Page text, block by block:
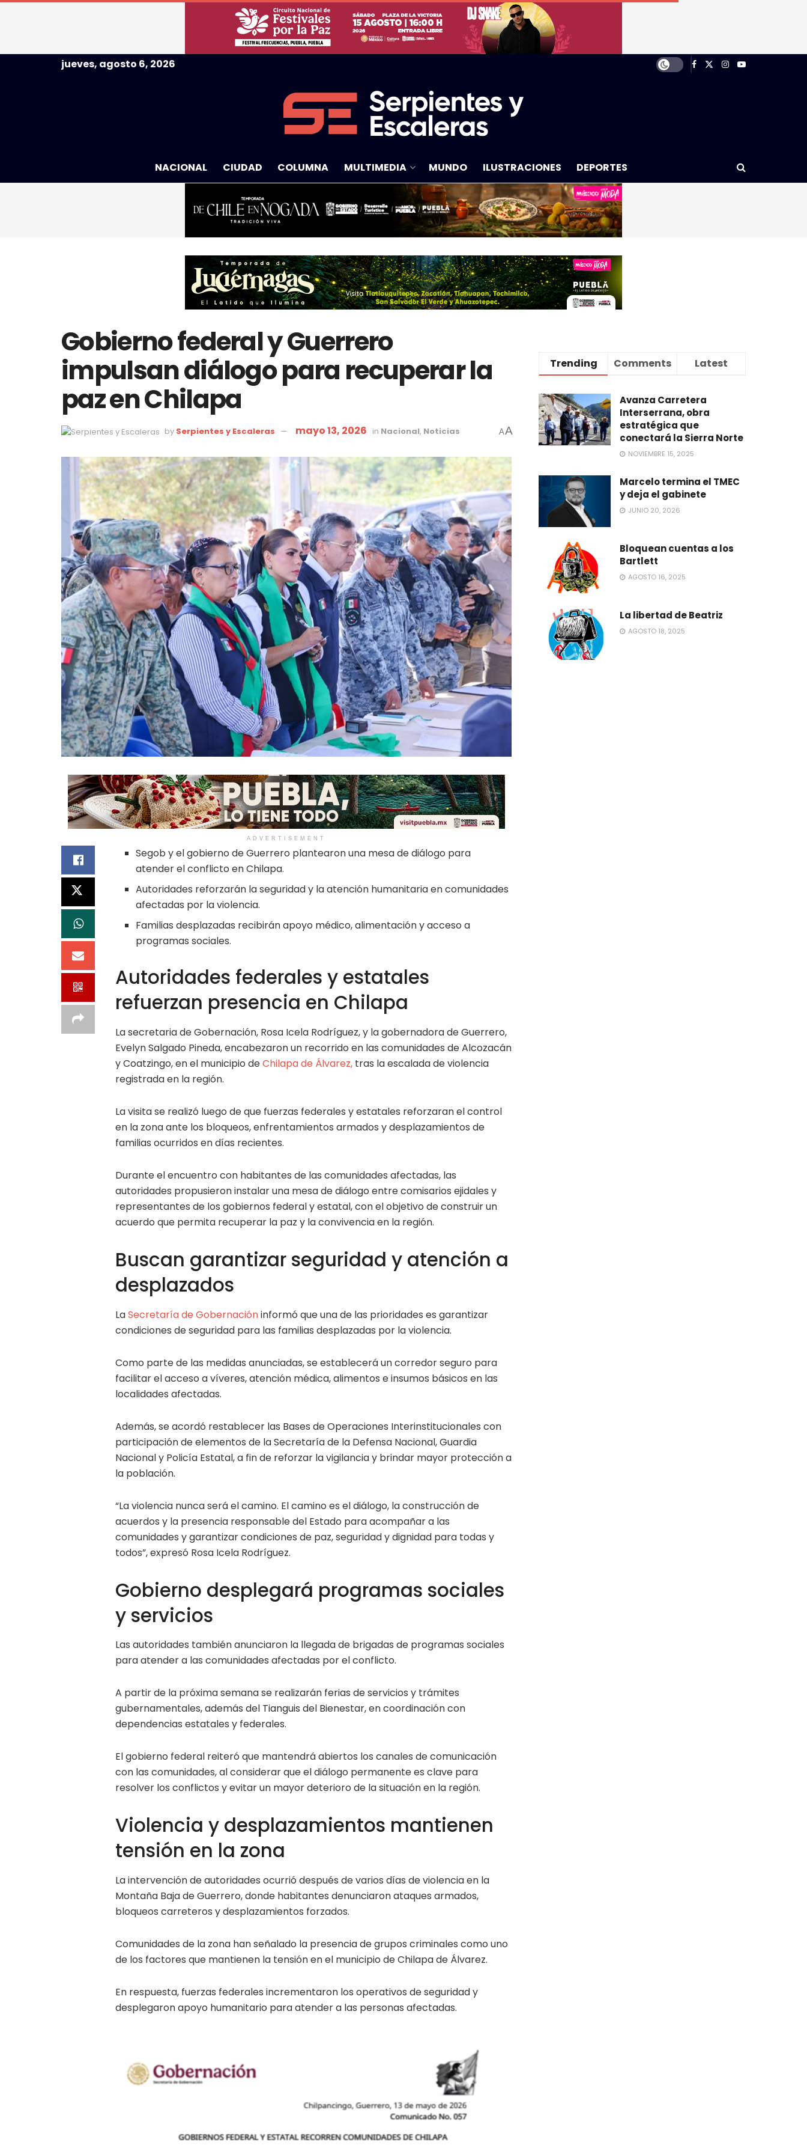
jueves, agosto 6, 2026
NACIONAL CIUDAD COLUMNA MULTIMEDIA MUNDO ILUSTRACIONES DEPORTES
Gobierno federal y Guerrero
impulsan diálogo para recuperar la
paz en Chilapa
by Serpientes y Escaleras mayo 13, 2026 in Nacional, Noticias AA
ADVERTISEMENT
Segob y el gobierno de Guerrero plantearon una mesa de diálogo para
atender el conflicto en Chilapa.
Autoridades reforzarán la seguridad y la atención humanitaria en comunidades
afectadas por la violencia.
Familias desplazadas recibirán apoyo médico, alimentación y acceso a
programas sociales.
Autoridades federales y estatales
refuerzan presencia en Chilapa
La secretaria de Gobernación, Rosa Icela Rodríguez, y la gobernadora de Guerrero,
Evelyn Salgado Pineda, encabezaron un recorrido en las comunidades de Alcozacán
y Coatzingo, en el municipio deChilapa de Álvarez, tras la escalada de violencia
registrada en la región.
La visita se realizó luego de que fuerzas federales y estatales reforzaran el control
en la zona ante los bloqueos, enfrentamientos armados y desplazamientos de
familias ocurridos en días recientes.
Durante el encuentro con habitantes de las comunidades afectadas, las
autoridades propusieron instalar una mesa de diálogo entre comisarios ejidales y
representantes de los gobiernos federal y estatal, con el objetivo de construir un
acuerdo que permita recuperar la paz y la convivencia en la región.
Buscan garantizar seguridad y atención a
desplazados
LaSecretaría de Gobernacióninformó que una de las prioridades es garantizar
condiciones de seguridad para las familias desplazadas por la violencia.
Como parte de las medidas anunciadas, se establecerá un corredor seguro para
facilitar el acceso a víveres, atención médica, alimentos e insumos básicos en las
localidades afectadas.
Además, se acordó restablecer las Bases de Operaciones Interinstitucionales con
participación de elementos de la Secretaría de la Defensa Nacional, Guardia
Nacional y Policía Estatal, a fin de reforzar la vigilancia y brindar mayor protección a
la población.
“La violencia nunca será el camino. El camino es el diálogo, la construcción de
acuerdos y la presencia responsable del Estado para acompañar a las
comunidades y garantizar condiciones de paz, seguridad y dignidad para todas y
todos”, expresó Rosa Icela Rodríguez.
Gobierno desplegará programas sociales
y servicios
Las autoridades también anunciaron la llegada de brigadas de programas sociales
para atender a las comunidades afectadas por el conflicto.
A partir de la próxima semana se realizarán ferias de servicios y trámites
gubernamentales, además del Tianguis del Bienestar, en coordinación con
dependencias estatales y federales.
El gobierno federal reiteró que mantendrá abiertos los canales de comunicación
con las comunidades, al considerar que el diálogo permanente es clave para
resolver los conflictos y evitar un mayor deterioro de la situación en la región.
Violencia y desplazamientos mantienen
tensión en la zona
La intervención de autoridades ocurrió después de varios días de violencia en la
Montaña Baja de Guerrero, donde habitantes denunciaron ataques armados,
bloqueos carreteros y desplazamientos forzados.
Comunidades de la zona han señalado la presencia de grupos criminales como uno
de los factores que mantienen la tensión en el municipio de Chilapa de Álvarez.
En respuesta, fuerzas federales incrementaron los operativos de seguridad y
desplegaron apoyo humanitario para atender a las personas afectadas.
Trending Comments Latest
Avanza Carretera
Interserrana, obra
estratégica que
conectará la Sierra Norte
NOVIEMBRE 15, 2025
Marcelo termina el TMEC
y deja el gabinete
JUNIO 20, 2026
Bloquean cuentas a los
Bartlett
AGOSTO 16, 2025
La libertad de Beatriz
AGOSTO 18, 2025